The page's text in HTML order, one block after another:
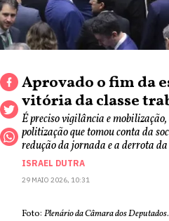
Aprovado o fim da
vitória da classe
É preciso vigilância e
politização que tomou conta da
redução da jornada e a derrota
ISRAEL DUTRA
29 MAIO 2026, 10:31
Foto: Plenário da Câmara dos Deputados